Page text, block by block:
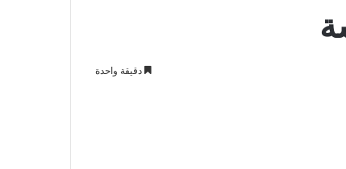
دقيقة واحدة